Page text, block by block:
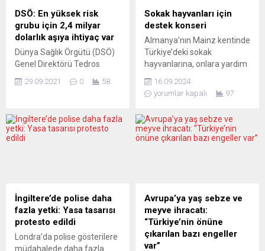
Demokrat Haber Hollanda
haber sitesinde Avukat
Cemre Dirik kısa bir döküm
verdi. Burada, insanlarımızı
çıkmazdan kurtarabilecek
bir çözüm noktası...
düzenlenen yardım
kampanyalarında şimdiye
yakın bağış toplandığı
bildirildi. İslam...
DSÖ: En yüksek risk
grubu için 2,4 milyar
dolarlık aşıya ihtiyaç var
Dünya Sağlık Örgütü (DSÖ)
Genel Direktörü Tedros
yeni tip koronavirüs (Covid-
grubunda olanlar için 2,4
milyar dolarlık aşıya ihtiyaç
halen dünya genelinde
sağlık çalışanları, yaşlılar,
kronik rahatsızlıkları
bulunanlar ve diğer...
29.09.2021 0 58
Sokak hayvanları için
destek konseri
Almanya’nın Mainz kentinde
Türkiye’deki sokak
hayvanlarına, onlara yardım
derneklere destek hedefiyle
kurulan “Animalist – Animal
derneği, “Yaşam için müzik!“
sloganıyla bir destek konseri
adından çokça sözedilen
“Türkçe sözlü, batı
enstrümanlı ve orient
melodili” müzik...
16.09.2024
yorumlar kapalı
97
İngiltere’de polise daha
fazla yetki: Yasa tasarısı
protesto edildi
Londra’da polise gösterilere
müdahalede daha fazla
Avrupa’ya yaş sebze ve
meyve ihracatı:
“Türkiye’nin önüne
çıkarılan bazı engeller
var”